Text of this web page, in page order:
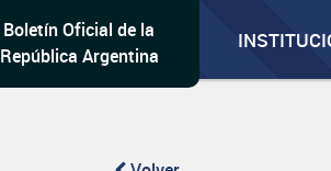
Boletín Oficial de la
República Argentina